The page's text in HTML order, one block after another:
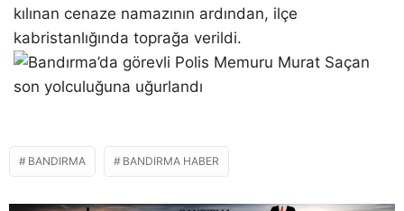
kılınan cenaze namazının ardından, ilçe
kabristanlığında toprağa verildi.
BANDIRMA BANDIRMA HABER